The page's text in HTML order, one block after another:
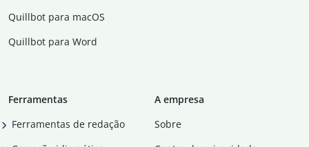
Quillbot para macOS
Quillbot para Word
Ferramentas
Ferramentas de redação
A empresa
Sobre